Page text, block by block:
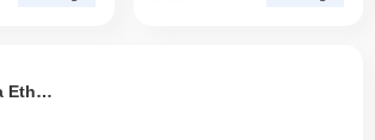
Solana Ethereum Meme